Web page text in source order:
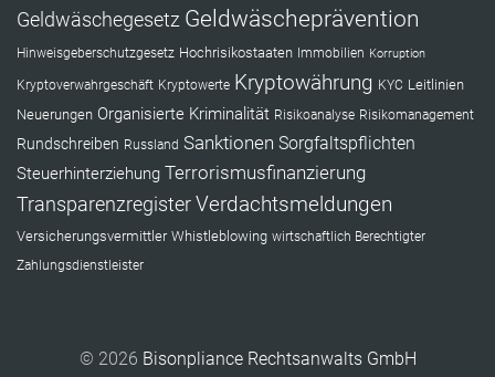
Geldwäschegesetz Geldwäscheprävention
Hinweisgeberschutzgesetz Hochrisikostaaten Immobilien Korruption
Kryptoverwahrgeschäft Kryptowerte Kryptowährung KYC Leitlinien
Neuerungen Organisierte Kriminalität Risikoanalyse Risikomanagement
Rundschreiben Russland Sanktionen Sorgfaltspflichten
Steuerhinterziehung Terrorismusfinanzierung
TransparenzregisterVerdachtsmeldungen
Versicherungsvermittler Whistleblowing wirtschaftlich Berechtigter
Zahlungsdienstleister
© 2026 Bisonpliance Rechtsanwalts GmbH